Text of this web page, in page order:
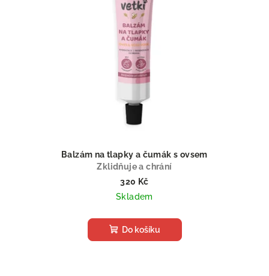
Balzám na tlapky a čumák s ovsem
Zklidňuje a chrání
320 Kč
Skladem
Do košíku